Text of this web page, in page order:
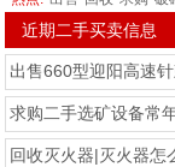
近期二手买卖信息
出售660型迎阳高速
求购二手选矿设备常
回收灭火器|灭火器怎